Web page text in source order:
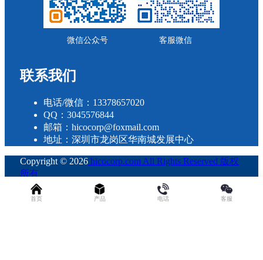
微信公众号 客服微信
联系我们
电话/微信：13378657020
QQ：3045576844
邮箱：hicocorp@foxmail.com
地址：深圳市龙岗区华南城发展中心
Copyright © 2026hicocorp.com All Rights Reserved 版权
所有
粤ICP备2023109800号
查询 39 次，耗时 0.2997 秒
首页 产品 电话 客服